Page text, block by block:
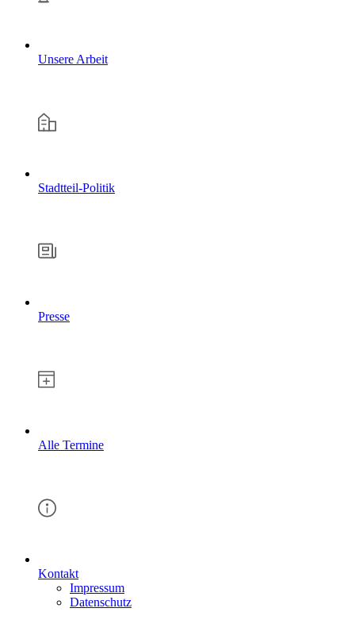
Unsere Arbeit
Stadtteil-Politik
Presse
Alle Termine
Kontakt
Impressum
Datenschutz